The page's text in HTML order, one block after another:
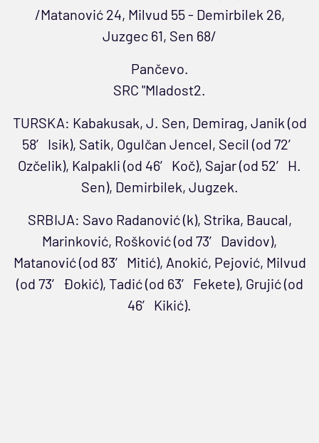
/Matanović 24, Milvud 55 - Demirbilek 26,
Juzgec 61, Sen 68/
Pančevo.
SRC "Mladost2.
TURSKA: Kabakusak, J. Sen, Demirag, Janik (od
58′ Isik), Satik, Ogulčan Jencel, Secil (od 72′
Ozčelik), Kalpakli (od 46′ Koč), Sajar (od 52′ H.
Sen), Demirbilek, Jugzek.
SRBIJA: Savo Radanović (k), Strika, Baucal,
Marinković, Rošković (od 73′ Davidov),
Matanović (od 83′ Mitić), Anokić, Pejović, Milvud
(od 73′ Đokić), Tadić (od 63′ Fekete), Grujić (od
46′ Kikić).